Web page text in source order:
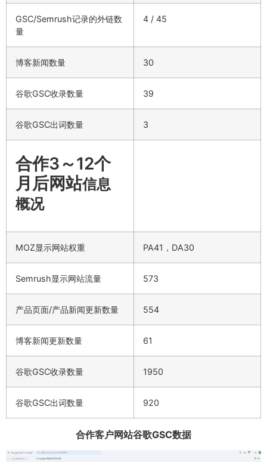
GSC/Semrush记录的外链数
量
4 / 45
博客新闻数量 30
谷歌GSC收录数量 39
谷歌GSC出词数量 3
合作3～12个
月后网站信息
概况
MOZ显示网站权重 PA41，DA30
Semrush显示网站流量 573
产品页面/产品新闻更新数量 554
博客新闻更新数量 61
谷歌GSC收录数量 1950
谷歌GSC出词数量 920
合作客户网站谷歌GSC数据